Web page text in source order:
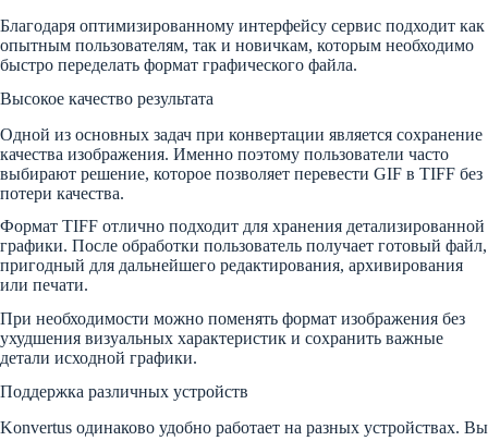
Благодаря оптимизированному интерфейсу сервис подходит как
опытным пользователям, так и новичкам, которым необходимо
быстро переделать формат графического файла.
Высокое качество результата
Одной из основных задач при конвертации является сохранение
качества изображения. Именно поэтому пользователи часто
выбирают решение, которое позволяет перевести GIF в TIFF без
потери качества.
Формат TIFF отлично подходит для хранения детализированной
графики. После обработки пользователь получает готовый файл,
пригодный для дальнейшего редактирования, архивирования
или печати.
При необходимости можно поменять формат изображения без
ухудшения визуальных характеристик и сохранить важные
детали исходной графики.
Поддержка различных устройств
Konvertus одинаково удобно работает на разных устройствах. Вы